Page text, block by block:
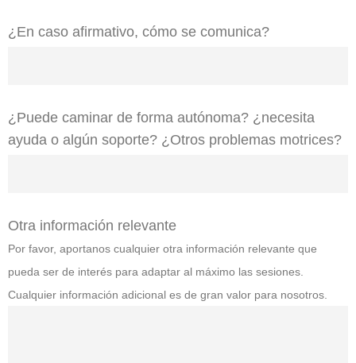
¿En caso afirmativo, cómo se comunica?
¿Puede caminar de forma autónoma? ¿necesita
ayuda o algún soporte? ¿Otros problemas motrices?
Otra información relevante
Por favor, aportanos cualquier otra información relevante que
pueda ser de interés para adaptar al máximo las sesiones.
Cualquier información adicional es de gran valor para nosotros.